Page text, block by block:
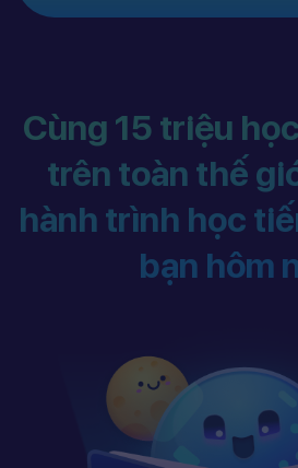
Cùng 15 triệu
trên toàn thế
hành trình học
bạn hôm